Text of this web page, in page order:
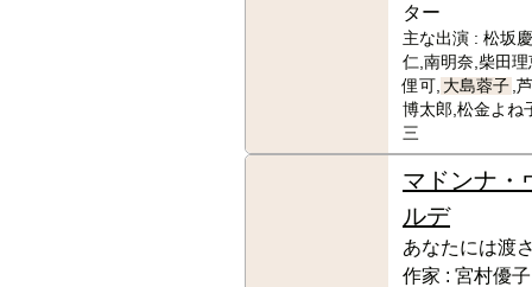
ター
主な出演 : 松坂
仁,南明奈,柴田
俚可, 大島蓉子 ,
博太郎,松金よね
三
マドンナ・
ルデ
あなたには渡
作家 : 宮村優子